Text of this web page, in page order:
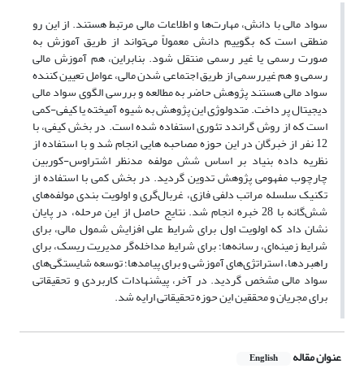
سواد مالی با دانش، مهارت‌ها و اطلاعات مالی مرتبط هستند. از این رو
منطقی است که بگوییم دانش معمولاً می‌تواند از طریق آموزش به
صورت رسمی یا غیر رسمی منتقل شود. بنابراین، هم آموزش مالی
رسمی و هم غیررسمی از طریق اجتماعی شدن مالی، عوامل تعیین کننده
سواد مالی هستند پژوهش حاضر به مطالعه و بررسی الگوی سواد مالی
دیجیتال پر داخت. متدولوژی این پژوهش به شیوه آمیخته یا کیفی-کمی
است که از روش گراندد تئوری استفاده شده است. در بخش کیفی، با
12 نفر از خبرگان در این حوزه مصاحبه هایی انجام شد و با استفاده از
نظریه داده بنیاد بر اساس شش مولفه مدنظر اشتراوس-کوربین
چارچوب مفهومی پژوهش تدوین گردید. در بخش کمی با استفاده از
تکنیک سلسله مراتب دلفی فازی، غربال‌گری و اولویت بندی مولفه‌های
شش‌گانه با 28 خبره انجام شد. نتایج حاصل از این مرحله، در پایان
نشان داد که اولویت اول برای شرایط علی افزایش شمول مالی، برای
شرایط زمینه‎‌ای، رسانه‌ها؛ برای شرایط مداخله‌گر مدیریت ریسک، برای
راهبردها، استراتژی‌های آموزشی و برای پیامدها؛ توسعه شایستگی‌های
سواد مالی مشخص گردید. در آخر، پیشنهادات کاربردی و تحقیقاتی
برای مجریان و محققین این حوزه تحقیقاتی ارایه شد.
عنوان مقاله English